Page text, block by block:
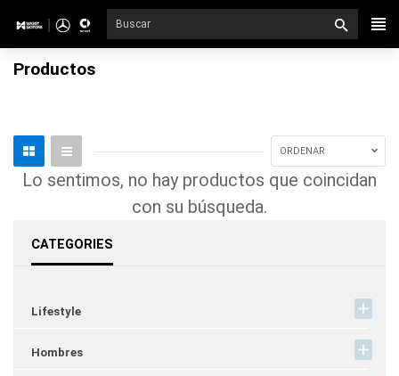
directamente
CATEGORIES
Lifestyle
Hombres
Productos
ORDENAR
Lo sentimos, no hay productos que coincidan
con su búsqueda.